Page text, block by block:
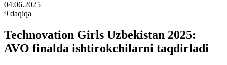
04.06.2025
9 daqiqa
Technovation Girls Uzbekistan 2025:
AVO finalda ishtirokchilarni taqdirladi